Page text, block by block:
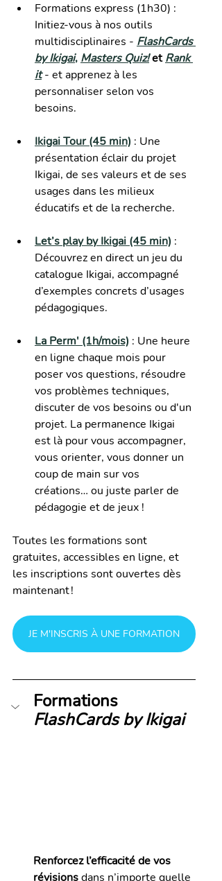
Formations express (1h30) :
Initiez-vous à nos outils
multidisciplinaires - FlashCards
by Ikigai,Masters Quiz! et Rank
it - et apprenez à les
personnaliser selon vos
besoins.
Ikigai Tour (45 min) : Une
présentation éclair du projet
Ikigai, de ses valeurs et de ses
usages dans les milieux
éducatifs et de la recherche.
Let’s play by Ikigai (45 min) :
Découvrez en direct un jeu du
catalogue Ikigai, accompagné
d’exemples concrets d’usages
pédagogiques.
La Perm' (1h/mois) : Une heure
en ligne chaque mois pour
poser vos questions, résoudre
vos problèmes techniques,
discuter de vos besoins ou d'un
projet. La permanence Ikigai
est là pour vous accompagner,
vous orienter, vous donner un
coup de main sur vos
créations… ou juste parler de
pédagogie et de jeux !
Toutes les formations sont
gratuites, accessibles en ligne, et
les inscriptions sont ouvertes dès
maintenant !
JE M'INSCRIS À UNE FORMATION
Formations
FlashCards by Ikigai
Renforcez l’efficacité de vos
révisions dans n’importe quelle